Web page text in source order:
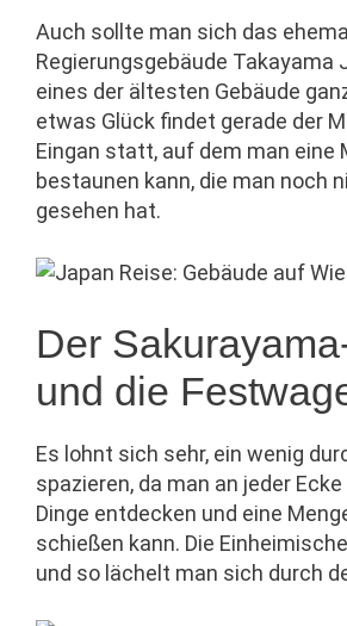
Auch sollte man sich das
Regierungsgebäude Takayama
eines der ältesten Gebäude
etwas Glück findet gerade der
Eingan statt, auf dem man eine
bestaunen kann, die man noch
gesehen hat.
Der
und die
Es lohnt sich sehr, ein wenig
spazieren, da man an jeder
Dinge entdecken und eine
schießen kann. Die
und so lächelt man sich durch